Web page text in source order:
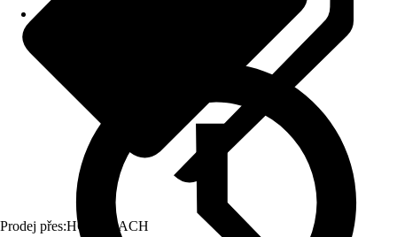
Prodej přes:HORNBACH